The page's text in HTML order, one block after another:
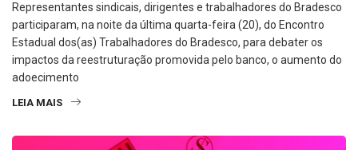
Representantes sindicais, dirigentes e trabalhadores do Bradesco
participaram, na noite da última quarta-feira (20), do Encontro
Estadual dos(as) Trabalhadores do Bradesco, para debater os
impactos da reestruturação promovida pelo banco, o aumento do
adoecimento
LEIA MAIS